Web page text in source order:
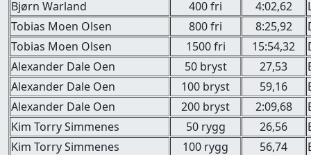
Bjørn Warland
400 fri 4:02,62
Tobias Moen Olsen
800 fri 8:25,92
Tobias Moen Olsen
1500 fri 15:54,32
Alexander Dale Oen
50 bryst 27,53
Alexander Dale Oen
100 bryst 59,16
Alexander Dale Oen
200 bryst 2:09,68
Kim Torry Simmenes
50 rygg 26,56
Kim Torry Simmenes
100 rygg 56,74